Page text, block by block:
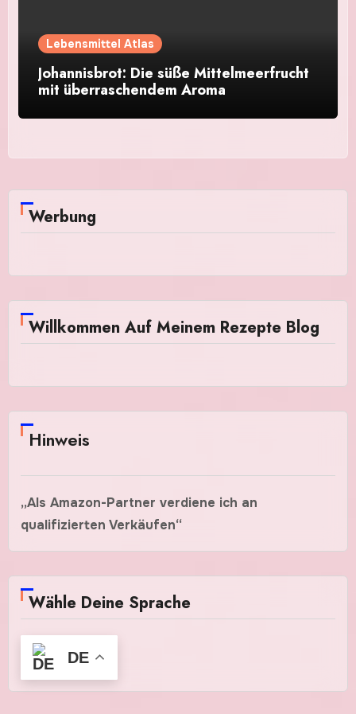
Lebensmittel Atlas
Johannisbrot: Die süße Mittelmeerfrucht
mit überraschendem Aroma
Werbung
Willkommen Auf Meinem Rezepte Blog
Hinweis
„Als Amazon-Partner verdiene ich an
qualifizierten Verkäufen“
Wähle Deine Sprache
DE